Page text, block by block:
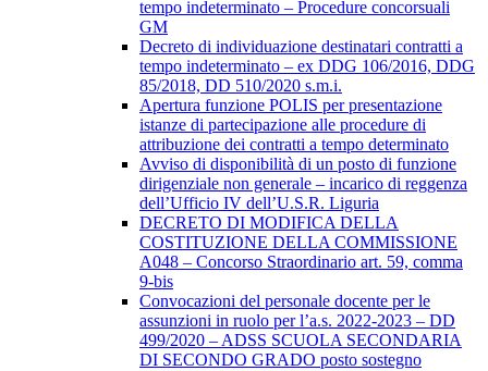
tempo indeterminato – Procedure concorsuali
GM
Decreto di individuazione destinatari contratti a
tempo indeterminato – ex DDG 106/2016, DDG
85/2018, DD 510/2020 s.m.i.
Apertura funzione POLIS per presentazione
istanze di partecipazione alle procedure di
attribuzione dei contratti a tempo determinato
Avviso di disponibilità di un posto di funzione
dirigenziale non generale – incarico di reggenza
dell’Ufficio IV dell’U.S.R. Liguria
DECRETO DI MODIFICA DELLA
COSTITUZIONE DELLA COMMISSIONE
A048 – Concorso Straordinario art. 59, comma
9-bis
Convocazioni del personale docente per le
assunzioni in ruolo per l’a.s. 2022-2023 – DD
499/2020 – ADSS SCUOLA SECONDARIA
DI SECONDO GRADO posto sostegno